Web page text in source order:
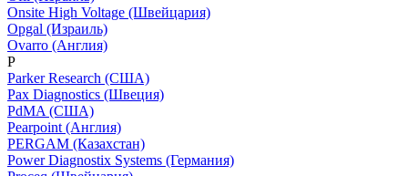
Onsite High Voltage (Швейцария)
Opgal (Израиль)
Ovarro (Англия)
P
Parker Research (США)
Pax Diagnostics (Швеция)
PdMA (США)
Pearpoint (Англия)
PERGAM (Казахстан)
Power Diagnostix Systems (Германия)